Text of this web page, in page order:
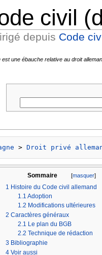
civil
depuis Code
est une ébauche relative au droit
> Droit privé
Sommaire [masquer]
1 Histoire du Code civil allemand
1.1 Adoption
1.2 Modifications ultérieures
2 Caractères généraux
2.1 Le plan du BGB
2.2 Technique de rédaction
3 Bibliographie
4 Voir aussi